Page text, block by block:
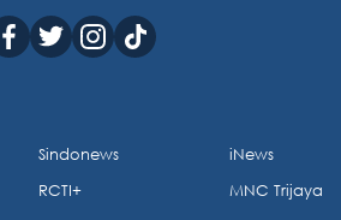
Sindonews
RCTI+
iNews
MNC Trijaya